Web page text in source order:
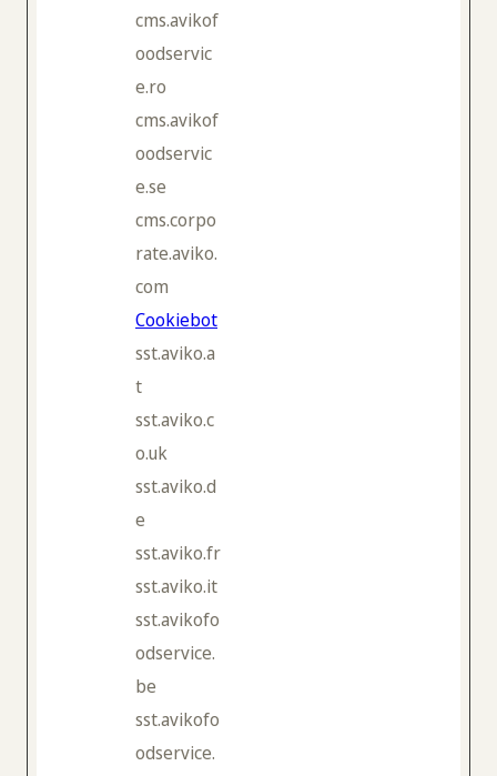
cms.avikof
oodservic
e.ro
cms.avikof
oodservic
e.se
cms.corpo
rate.aviko.
com
Cookiebot
sst.aviko.a
t
sst.aviko.c
o.uk
sst.aviko.d
e
sst.aviko.fr
sst.aviko.it
sst.avikofo
odservice.
be
sst.avikofo
odservice.